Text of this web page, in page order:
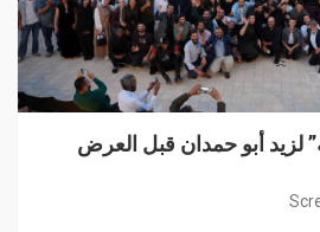
لزيد أبو حمدان قبل العرض